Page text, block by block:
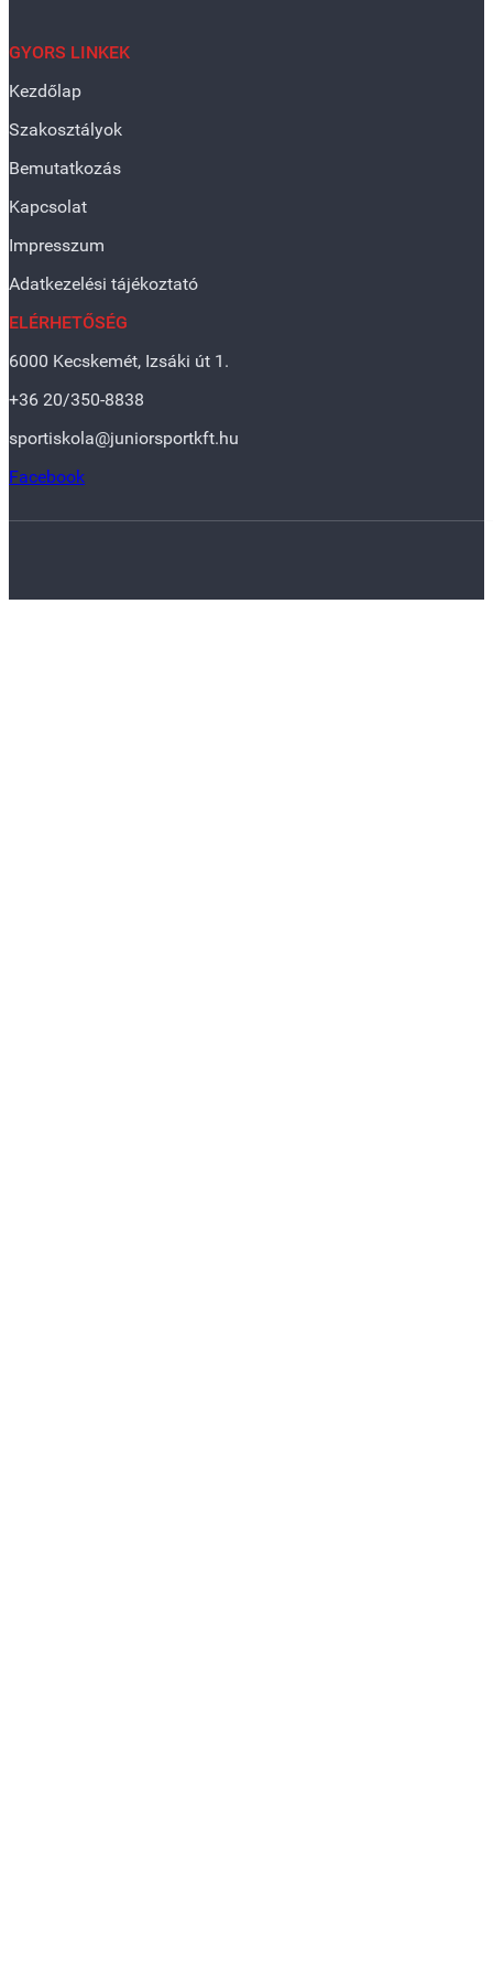
GYORS LINKEK
Kezdőlap
Szakosztályok
Bemutatkozás
Kapcsolat
Impresszum
Adatkezelési tájékoztató
ELÉRHETŐSÉG
6000 Kecskemét, Izsáki út 1.
+36 20/350-8838
sportiskola@juniorsportkft.hu
Facebook